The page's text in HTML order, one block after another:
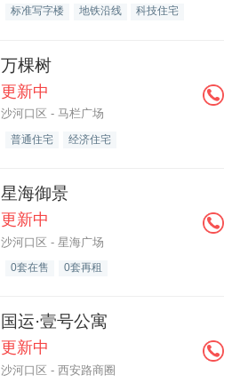
标准写字楼 地铁沿线 科技住宅
万棵树
更新中
沙河口区 - 马栏广场
普通住宅 经济住宅
星海御景
更新中
沙河口区 - 星海广场
0套在售 0套再租
国运·壹号公寓
更新中
沙河口区 - 西安路商圈